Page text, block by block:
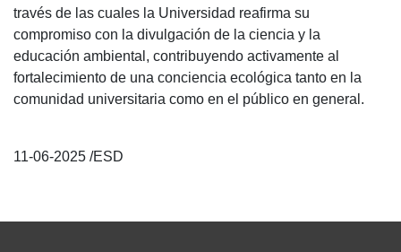
través de las cuales la Universidad reafirma su
compromiso con la divulgación de la ciencia y la
educación ambiental, contribuyendo activamente al
fortalecimiento de una conciencia ecológica tanto en la
comunidad universitaria como en el público en general.
11-06-2025 /ESD